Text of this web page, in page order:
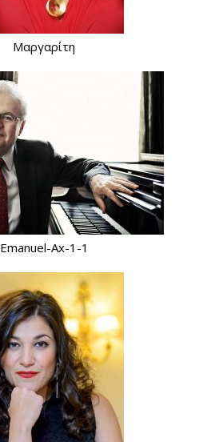
Μαργαρίτη
Emanuel-Ax-1-1